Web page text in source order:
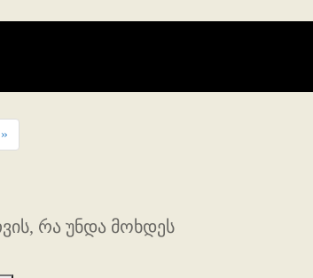
»
რა უნდა მოხდეს